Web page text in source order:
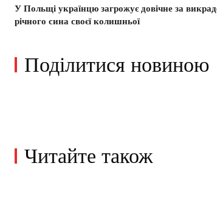
У Польщі українцю загрожує довічне за
річного сина своєї колишньої
Поділитися новиною
Читайте також